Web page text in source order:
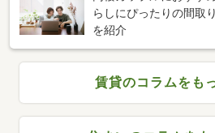
らしにぴったりの間取
を紹介
賃貸のコラムをも